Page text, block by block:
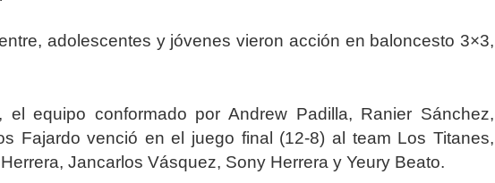
adolescentes y jóvenes vieron acción en baloncesto 3×3,
equipo conformado por Andrew Padilla, Ranier Sánchez,
Fajardo venció en el juego final (12-8) al team Los Titanes,
Jancarlos Vásquez, Sony Herrera y Yeury Beato.